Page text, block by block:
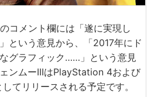
コメント欄には「遂に実現し
という意見から、「2017年にド
グラフィック……」という意見
ンムーIIIはPlayStation 4および
てリリースされる予定です。